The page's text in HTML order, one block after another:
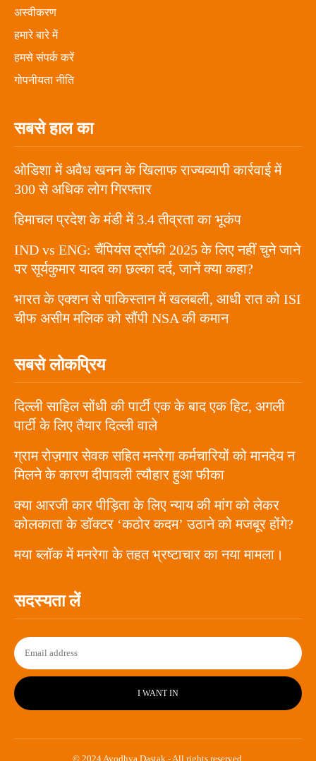
अस्वीकरण
हमारे बारे में
हमसे संपर्क करें
गोपनीयता नीति
सबसे हाल का
ओडिशा में अवैध खनन के खिलाफ राज्यव्यापी कार्रवाई में
300 से अधिक लोग गिरफ्तार
हिमाचल प्रदेश के मंडी में 3.4 तीव्रता का भूकंप
IND vs ENG: चैंपियंस ट्रॉफी 2025 के लिए नहीं चुने जाने
पर सूर्यकुमार यादव का छल्का दर्द, जानें क्या कहा?
भारत के एक्शन से पाकिस्तान में खलबली, आधी रात को ISI
चीफ असीम मलिक को सौंपी NSA की कमान
सबसे लोकप्रिय
दिल्ली साहिल सोंधी की पार्टी एक के बाद एक हिट, अगली
पार्टी के लिए तैयार दिल्ली वाले
ग्राम रोज़गार सेवक सहित मनरेगा कर्मचारियों को मानदेय न
मिलने के कारण दीपावली त्यौहार हुआ फीका
क्या आरजी कार पीड़िता के लिए न्याय की मांग को लेकर
कोलकाता के डॉक्टर ‘कठोर कदम’ उठाने को मजबूर होंगे?
मया ब्लॉक में मनरेगा के तहत भ्रष्टाचार का नया मामला।
सदस्यता लें
I WANT IN
© 2024 Ayodhya Dastak - All rights reserved.